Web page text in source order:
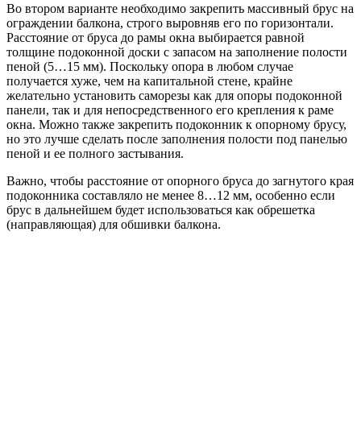
Во втором варианте необходимо закрепить массивный брус на
ограждении балкона, строго выровняв его по горизонтали.
Расстояние от бруса до рамы окна выбирается равной
толщине подоконной доски с запасом на заполнение полости
пеной (5…15 мм). Поскольку опора в любом случае
получается хуже, чем на капитальной стене, крайне
желательно установить саморезы как для опоры подоконной
панели, так и для непосредственного его крепления к раме
окна. Можно также закрепить подоконник к опорному брусу,
но это лучше сделать после заполнения полости под панелью
пеной и ее полного застывания.
Важно, чтобы расстояние от опорного бруса до загнутого края
подоконника составляло не менее 8…12 мм, особенно если
брус в дальнейшем будет использоваться как обрешетка
(направляющая) для обшивки балкона.